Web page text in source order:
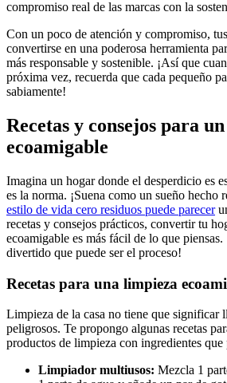
compromiso real de las marcas con la
Con un poco de atención y compromiso,
convertirse en una poderosa herramienta
más responsable y sostenible. ¡Así que
próxima vez, recuerda que cada pequeño
sabiamente!
Recetas y consejos para
ecoamigable
Imagina un hogar donde el desperdicio es
es la norma. ¡Suena como un sueño hecho
estilo de vida cero residuos puede parecer
recetas y consejos prácticos, convertir tu
ecoamigable es más fácil de lo que
divertido que puede ser el proceso!
Recetas para una limpieza
Limpieza de la casa no tiene que significar
peligrosos. Te propongo algunas recetas
productos de limpieza con ingredientes que
Limpiador multiusos: Mezcla 1